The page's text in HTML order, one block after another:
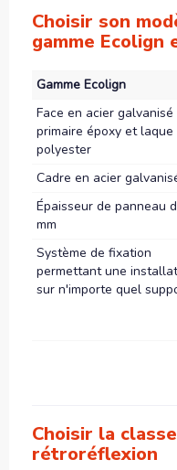
Choisir son
gamme Ecolign
Gamme Ecolign
Face en acier galvanisé
primaire époxy et laque
polyester
Cadre en acier
Épaisseur de panneau
mm
Système de fixation
permettant une
sur n'importe quel
Choisir la
rétroréflexion